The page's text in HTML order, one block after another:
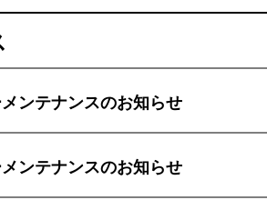
ンテナンスのお知らせ
ンテナンスのお知らせ